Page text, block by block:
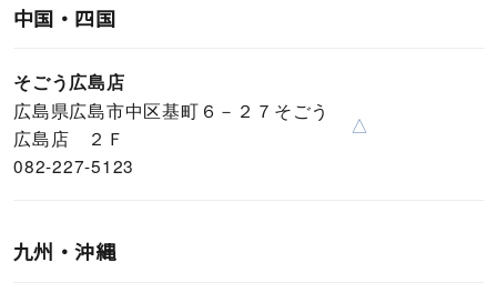
中国・四国
そごう広島店
広島県広島市中区基町６－２７そごう
広島店 ２Ｆ
082-227-5123
△
九州・沖縄